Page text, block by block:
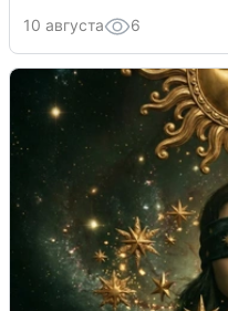
10 августа 6